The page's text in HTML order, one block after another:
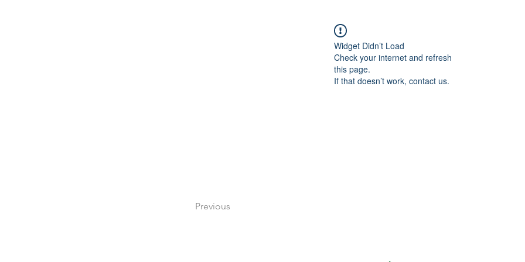
Widget Didn’t Load
Check your internet and refresh
this page.
If that doesn’t work, contact us.
Previous